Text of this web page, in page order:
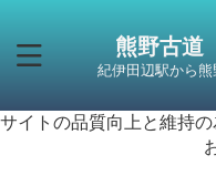
熊野古道
紀伊田辺駅から
サイトの品質向上と維持